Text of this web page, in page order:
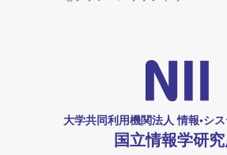
大学共同利用機関法人 情報•シ
国立情報学研